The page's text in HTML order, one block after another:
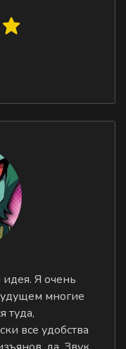
идея. Я очень
многие
туда,
все удобства